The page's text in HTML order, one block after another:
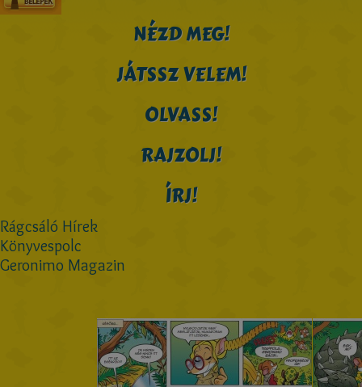
NÉZD MEG!
JÁTSSZ VELEM!
OLVASS!
RAJZOLJ!
ÍRJ!
Rágcsáló Hírek
Könyvespolc
Geronimo Magazin